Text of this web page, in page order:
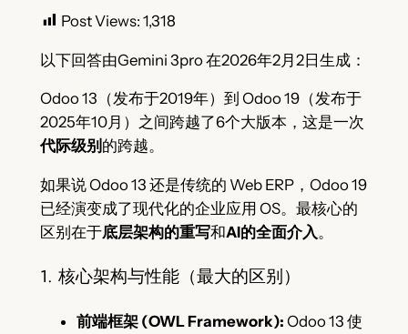
Post Views: 1,318
以下回答由Gemini 3pro 在2026年2月2日生成：
Odoo 13（发布于2019年）到 Odoo 19（发布于
2025年10月）之间跨越了6个大版本，这是一次
代际级别 的跨越。
如果说 Odoo 13 还是传统的 Web ERP，Odoo 19
已经演变成了现代化的企业应用 OS。最核心的
区别在于底层架构的重写和AI的全面介入。
1. 核心架构与性能（最大的区别）
前端框架 (OWL Framework): Odoo 13 使